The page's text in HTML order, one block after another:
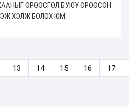
ӨРӨӨСГӨЛ БУЮУ ӨРӨӨСӨН
ХЭЛЖ БОЛОХ ЮМ
13 14 15 16 17